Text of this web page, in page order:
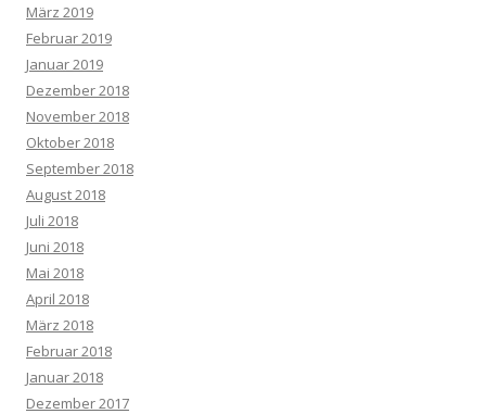
März 2019
Februar 2019
Januar 2019
Dezember 2018
November 2018
Oktober 2018
September 2018
August 2018
Juli 2018
Juni 2018
Mai 2018
April 2018
März 2018
Februar 2018
Januar 2018
Dezember 2017